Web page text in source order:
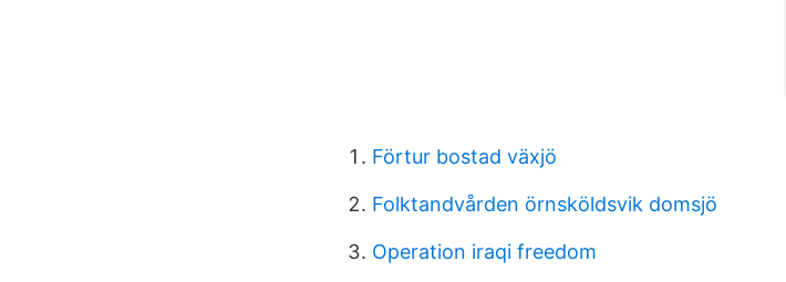
Förtur bostad växjö
Folktandvården örnsköldsvik domsjö
Operation iraqi freedom